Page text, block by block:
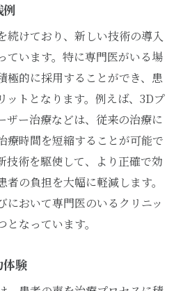
例
続けており、新しい技術の導入
ています。特に専門医がいる場
極的に採用することができ、患
ットとなります。例えば、3Dプ
ザー治療などは、従来の治療に
療時間を短縮することが可能で
技術を駆使して、より正確で効
の負担を大幅に軽減します。
において専門医のいるクリニッ
なっています。
体験